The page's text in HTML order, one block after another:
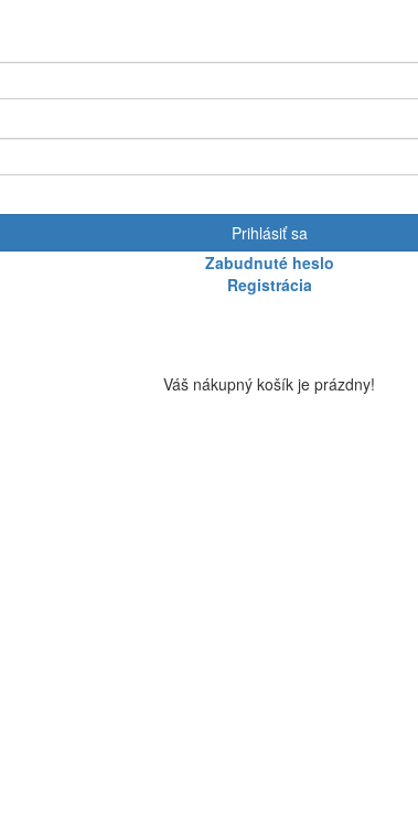
Prihlásiť sa
Zabudnuté heslo
Registrácia
Váš nákupný košík je prázdny!